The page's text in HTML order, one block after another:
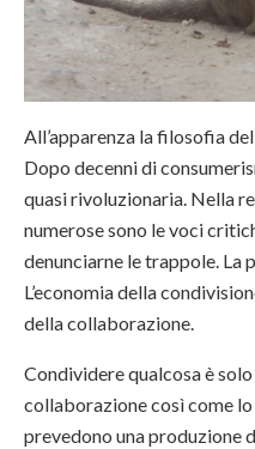
All’apparenza la filosofia
Dopo decenni di
quasi rivoluzionaria. Nella
numerose sono le voci
denunciarne le trappole. La
L’economia della
della collaborazione.
Condividere qualcosa è solo
collaborazione così come
prevedono una produzione